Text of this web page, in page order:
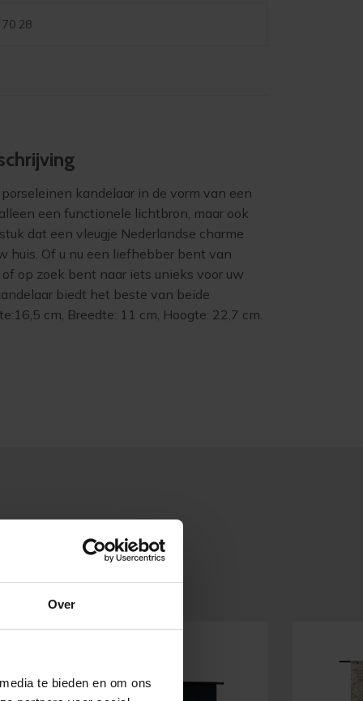
Over
te bieden en om ons
28
kandelaar in de vorm van een
een functionele lichtbron, maar ook
dat een vleugje Nederlandse charme
huis. Of u nu een liefhebber bent van
op zoek bent naar iets unieks voor uw
biedt het beste van beide
cm, Breedte: 11 cm, Hoogte: 22,7 cm.